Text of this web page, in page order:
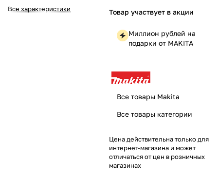
Все характеристики Товар участвует в акции
Миллион рублей на
подарки от MAKITA
Все товары Makita
Все товары категории
Цена действительна только для
интернет-магазина и может
отличаться от цен в розничных
магазинах
Оплачивайте сегодня только
% картой любого банка
% будут
каждые 2 недели